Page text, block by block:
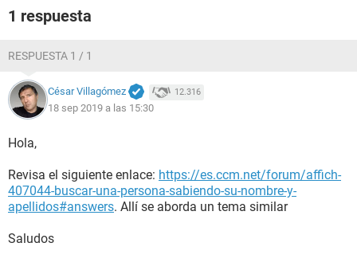
1 respuesta
RESPUESTA 1 / 1
César Villagómez 12.316
18 sep 2019 a las 15:30
Hola,
Revisa el siguiente enlace: https://es.ccm.net/forum/affich-
407044-buscar-una-persona-sabiendo-su-nombre-y-
apellidos#answers. Allí se aborda un tema similar
Saludos